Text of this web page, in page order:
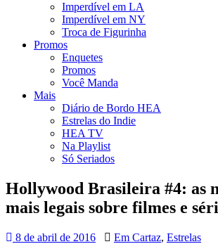
Imperdível em LA
Imperdível em NY
Troca de Figurinha
Promos
Enquetes
Promos
Você Manda
Mais
Diário de Bordo HEA
Estrelas do Indie
HEA TV
Na Playlist
Só Seriados
Hollywood Brasileira #4: as
mais legais sobre filmes e
8 de abril de 2016 Em Cartaz, Estrelas